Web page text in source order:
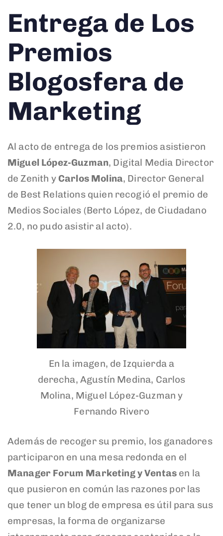
Entrega de Los
Premios
Blogosfera de
Marketing
Al acto de entrega de los premios asistieron
Miguel López-Guzman, Digital Media Director
de Zenith y Carlos Molina, Director General
de Best Relations quien recogió el premio de
Medios Sociales (Berto López, de Ciudadano
2.0, no pudo asistir al acto).
En la imagen, de Izquierda a
derecha, Agustín Medina, Carlos
Molina, Miguel López-Guzman y
Fernando Rivero
Además de recoger su premio, los ganadores
participaron en una mesa redonda en el
Manager Forum Marketing y Ventas en la
que pusieron en común las razones por las
que tener un blog de empresa es útil para sus
empresas, la forma de organizarse